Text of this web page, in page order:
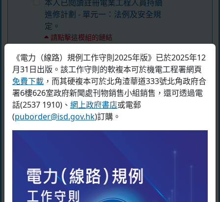
條款及細則
收集個人資料的目的
機電工程署會把使用者在本網頁內所提供的個人資
提供個人資料純屬自願性質。如使用者未能提供足
夠資料，機電工程署可能無法處理其網上練習及查
詢的事宜。
資料受讓人類別
《電力（線路）規例工作守則2025年版》已於2025年12
月31日出版。該工作守則的軟複本可於機電工程署網頁
免費下載 ，而其硬複本可於北角渣華道333號北角政府合
署6樓626室政府新聞處刊物銷售小組銷售，還可透過電
話(2537 1910)、 網上政府書店或電郵
(puborder@isd.gov.hk)訂購。
本人已閱讀註冊電業工程人員持續
進修計劃 - 單元一：法例及安全規
定。
請點擊這模組的鏈結
必須觀看註冊電業工程人員持續進修計劃 - 單元
二：可再生能源發電系統
本人已觀看註冊電業工程人員持續
進修計劃 - 單元二：可再生能源發
電系統。
請點擊這模組的鏈結
本人已觀看註冊電業工程人員持續
進修計劃 - 單元二：電動車輛充電
設施。